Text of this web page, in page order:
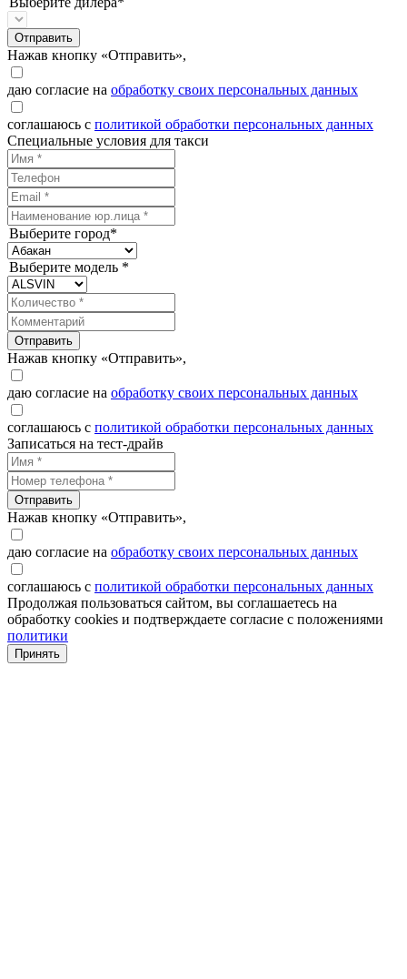
Отправить
Нажав кнопку «Отправить»,
даю согласие на обработку своих персональных данных
соглашаюсь с политикой обработки персональных данных
Специальные условия для такси
Выберите город*
Выберите модель *
Отправить
Нажав кнопку «Отправить»,
даю согласие на обработку своих персональных данных
соглашаюсь с политикой обработки персональных данных
Записаться на тест-драйв
Отправить
Нажав кнопку «Отправить»,
даю согласие на обработку своих персональных данных
соглашаюсь с политикой обработки персональных данных
Продолжая пользоваться сайтом, вы соглашаетесь на
обработку cookies и подтверждаете согласие с положениями
политики
Принять